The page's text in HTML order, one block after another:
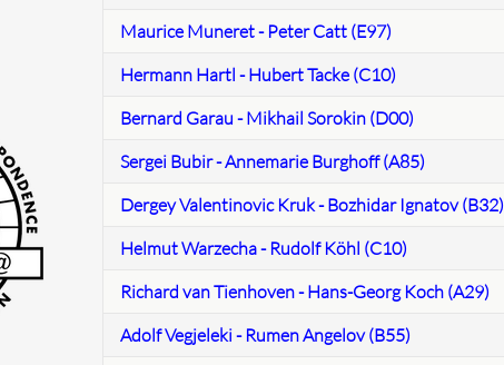
Maurice Muneret - Peter Catt (E97)
Hermann Hartl - Hubert Tacke (C10)
Bernard Garau - Mikhail Sorokin (D00)
Sergei Bubir - Annemarie Burghoff (A85)
Dergey Valentinovic Kruk - Bozhidar Ignatov (B32)
Helmut Warzecha - Rudolf Köhl (C10)
Richard van Tienhoven - Hans-Georg Koch (A29)
Adolf Vegjeleki - Rumen Angelov (B55)